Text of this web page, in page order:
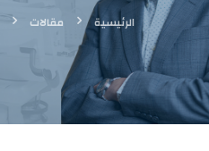
الرئيسية مقالات